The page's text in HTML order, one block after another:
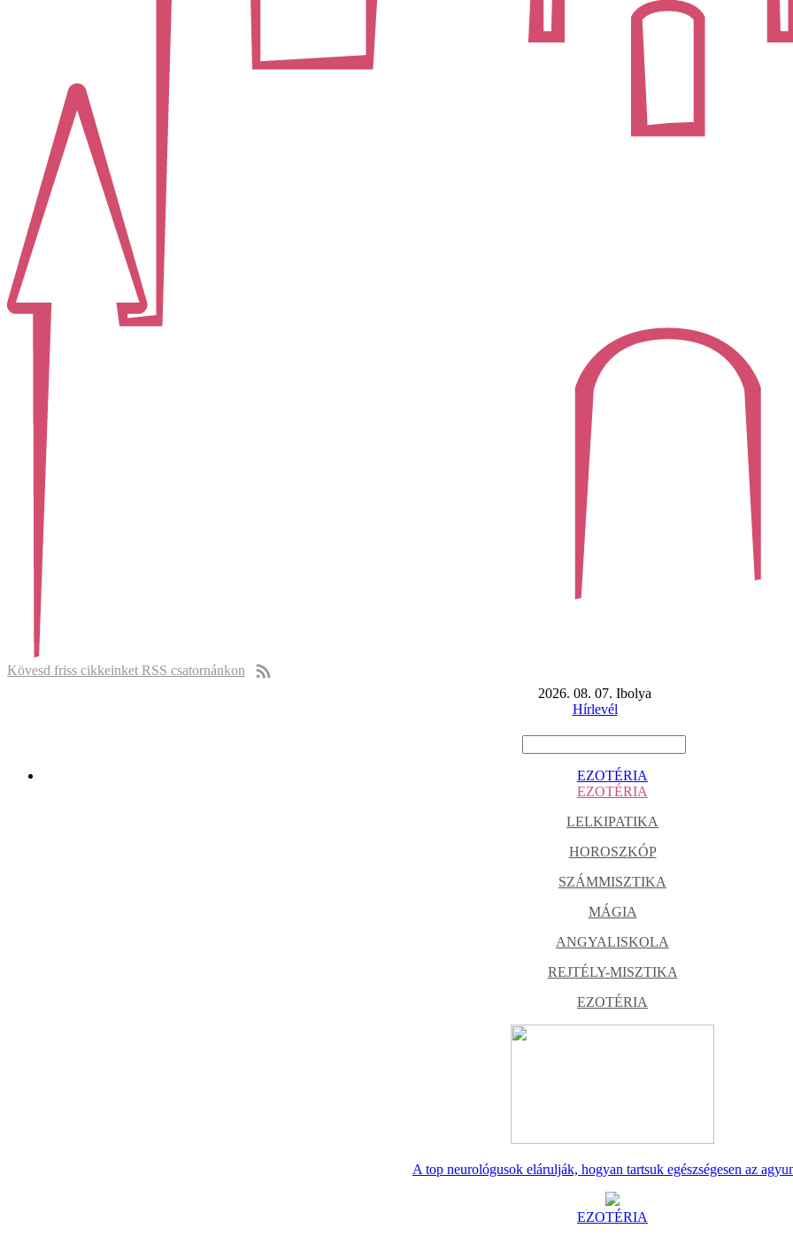
Kövesd friss cikkeinket RSS csatornánkon
2026. 08. 07. Ibolya
Hírlevél
EZOTÉRIA
EZOTÉRIA
LELKIPATIKA
HOROSZKÓP
SZÁMMISZTIKA
MÁGIA
ANGYALISKOLA
REJTÉLY-MISZTIKA
EZOTÉRIA
A top neurológusok elárulják, hogyan tartsuk egészségesen az
EZOTÉRIA